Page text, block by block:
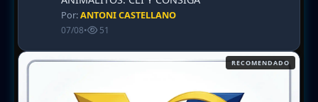
Por:ANTONI CASTELLANO
07/08• 51
RECOMENDADO